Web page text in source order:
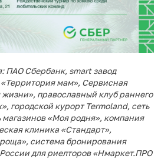
ПАО Сбербанк, smart завод
мам», Сервисная
православный клуб раннего
городской курорт Termoland, сеть
магазинов «Моя родня», компания
клиника «Стандарт»,
система бронирования
для риелторов «Нмаркет.ПРО